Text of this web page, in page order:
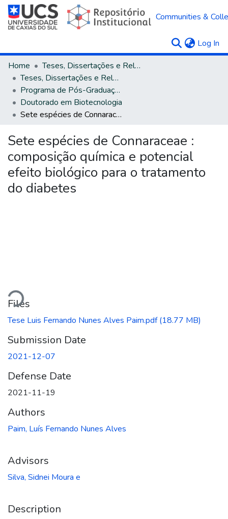
Communities &
Log In
Home
Teses, Dissertações e Relatórios
Teses, Dissertações e Relatórios defendidos na UCS
Programa de Pós-Graduação em Biotecnologia
Doutorado em Biotecnologia
Sete espécies de Connaraceae : composição química e potencial efeito biológico para o tratamento do diabetes
Sete espécies de Connaraceae :
composição química e potencial
efeito biológico para o tratamento
do diabetes
Loading...
Files
Tese Luis Fernando Nunes Alves Paim.pdf(18.77 MB)
Submission Date
2021-12-07
Defense Date
2021-11-19
Authors
Paim, Luís Fernando Nunes Alves
Advisors
Silva, Sidnei Moura e
Description